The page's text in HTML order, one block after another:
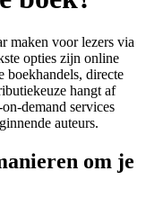
maken voor lezers via
opties zijn online
boekhandels, directe
hangt af
demand services
auteurs.
om je